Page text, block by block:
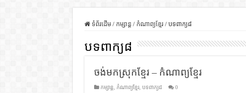
សិល្បះចរចា – សៀវភៅពាណិជ្ជកម្ម
ដើមកំណើតជនជាតិខ្មែរ – អត្ថបទស្រាវជ្រាវ
ទំនាក់ទំនងកម្ពុជានិងចិន – សៀវភៅចំណេះដឹងទូទៅ
ទំព័រដើម / កម្សាន្ត / កំណាព្យខ្មែរ / បទពាក្យ៨
បទពាក្យ៨
ចង់មកស្រុកខ្មែរ – កំណាព្យខ្មែរ
កម្សាន្ត កំណាព្យខ្មែរ, បទពាក្យ៨ 0